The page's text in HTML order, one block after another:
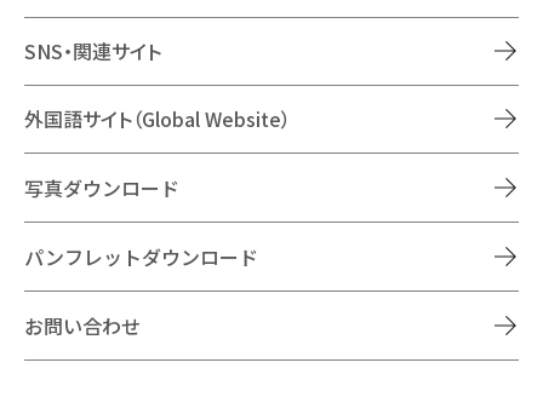
SNS・関連サイト
外国語サイト（Global Website）
写真ダウンロード
パンフレットダウンロード
お問い合わせ